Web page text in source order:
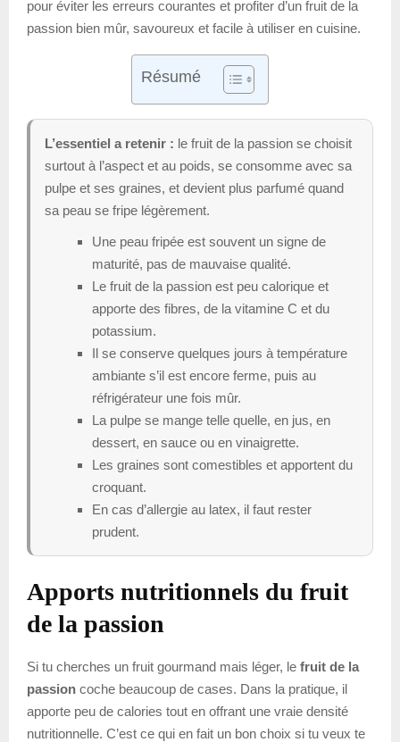
pour éviter les erreurs courantes et profiter d’un fruit de la
passion bien mûr, savoureux et facile à utiliser en cuisine.
Résumé
L’essentiel a retenir : le fruit de la passion se choisit
surtout à l’aspect et au poids, se consomme avec sa
pulpe et ses graines, et devient plus parfumé quand
sa peau se fripe légèrement.
Une peau fripée est souvent un signe de
maturité, pas de mauvaise qualité.
Le fruit de la passion est peu calorique et
apporte des fibres, de la vitamine C et du
potassium.
Il se conserve quelques jours à température
ambiante s’il est encore ferme, puis au
réfrigérateur une fois mûr.
La pulpe se mange telle quelle, en jus, en
dessert, en sauce ou en vinaigrette.
Les graines sont comestibles et apportent du
croquant.
En cas d’allergie au latex, il faut rester
prudent.
Apports nutritionnels du fruit
de la passion
Si tu cherches un fruit gourmand mais léger, le fruit de la
passion coche beaucoup de cases. Dans la pratique, il
apporte peu de calories tout en offrant une vraie densité
nutritionnelle. C’est ce qui en fait un bon choix si tu veux te